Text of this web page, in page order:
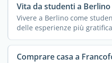
Vita da studenti a Berlino
Vivere a Berlino come
delle esperienze più
Comprare casa a